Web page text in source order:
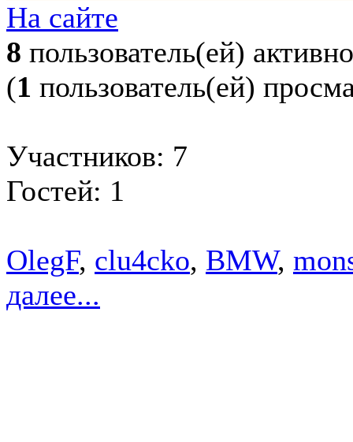
На сайте
8 пользователь(ей) активно
(1 пользователь(ей)
Участников: 7
Гостей: 1
OlegF, clu4cko, BMW,
далее...